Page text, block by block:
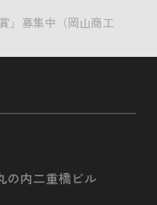
」募集中（岡山商工
の内二重橋ビル